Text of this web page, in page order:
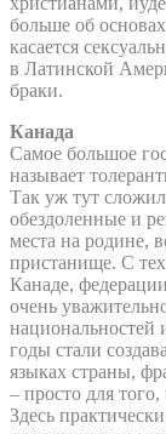
больше об
касается
в Латинской
браки.
Канада
Самое большое
называет
Так уж тут
обездоленные и
места на родине,
пристанище. С
Канаде,
очень
национальностей
годы стали
языках страны,
– просто для
Здесь